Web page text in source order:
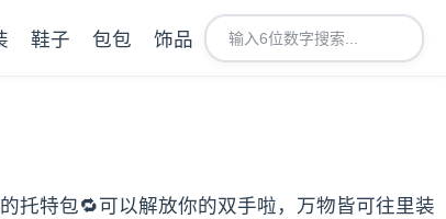
鞋子 包包 饰品
托特包🔁可以解放你的双手啦，万物皆可往里装